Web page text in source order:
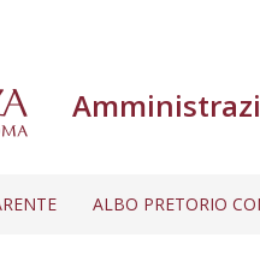
ALBO PRETORIO